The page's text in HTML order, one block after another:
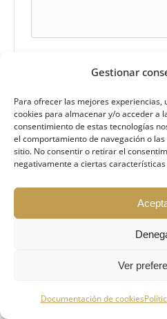
Gestionar
Para ofrecer las mejores experiencias,
cookies para almacenar y/o acceder a
consentimiento de estas tecnologías
el comportamiento de navegación o
sitio. No consentir o retirar el
negativamente a ciertas
Ver
Documentación de cookies
Información básica sobre
INVERSORES RURALES.
Finalidad: Gestionar su
contactarle.
Legitimación:
Destinatarios: No se
Derechos: Acceso,
He leído y acepto la
para unirme
personalizadas y
Datos:
Open chaty